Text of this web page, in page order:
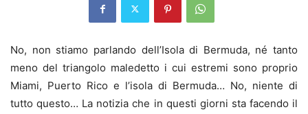
No, non stiamo parlando dell’Isola di Bermuda, né tanto
meno del triangolo maledetto i cui estremi sono proprio
Miami, Puerto Rico e l’isola di Bermuda… No, niente di
tutto questo… La notizia che in questi giorni sta facendo il